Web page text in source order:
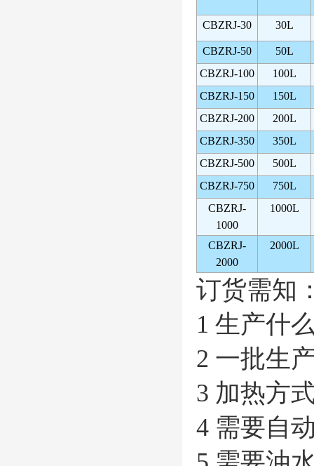
CBZRJ-30 30L
CBZRJ-50
50L
CBZRJ-100
100L
CBZRJ-150
150L
CBZRJ-200
200L
CBZRJ-350
350L
CBZRJ-500
500L
CBZRJ-750
750L
CBZRJ-
1000
1000L
CBZRJ-
2000
2000L
订货需知
1 生产什
2 一批生
3 加热方
4 需要自